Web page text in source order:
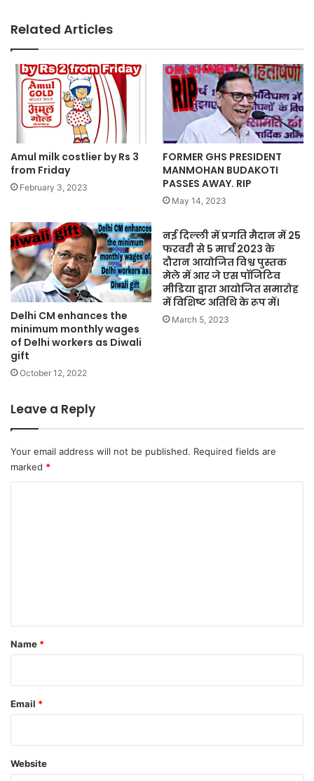
Related Articles
Amul milk costlier by Rs 3
from Friday
February 3, 2023
FORMER GHS PRESIDENT
MANMOHAN BUDAKOTI
PASSES AWAY. RIP
May 14, 2023
Delhi CM enhances the
minimum monthly wages
of Delhi workers as Diwali
gift
October 12, 2022
नई दिल्ली में प्रगति मैदान में 25
फरवरी से 5 मार्च 2023 के
दौरान आयोजित विश्व पुस्तक
मेले में आर जे एस पॉजिटिव
मीडिया द्वारा आयोजित समारोह
में विशिष्ट अतिथि के रूप में।
March 5, 2023
Leave a Reply
Your email address will not be published. Required fields are
marked *
*
Name *
Email *
Website